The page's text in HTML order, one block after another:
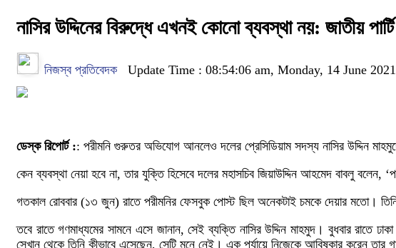
নাসির উদ্দিনের বিরুদ্ধে এখনই কোনো ব্যবস্থা নয়: জাতীয় পার্টি
নিজস্ব প্রতিবেদক Update Time : 08:54:06 am, Monday, 14 June 2021
ডেস্ক রিপোর্ট :: পরীমনি গুরুতর অভিযোগ আনলেও দলের প্রেসিডিয়াম সদস্য নাসির উদ্দিন
কেন ব্যবস্থা নেয়া হবে না, তার যুক্তি হিসেবে দলের মহাসচিব জিয়াউদ্দিন আহমেদ বাবলু
গতকাল রোববার (১৩ জুন) রাতে পরীমনির ফেসবুক পোস্ট ছিল অনেকটাই চমকে দেয়ার মতো।
তবে রাতে গণমাধ্যমের সামনে এসে জানান, সেই ব্যক্তি নাসির উদ্দিন মাহমুদ। বুধবার রাতে
সেখান থেকে তিনি কীভাবে এসেছেন, সেটি মনে নেই। এক পর্যায়ে নিজেকে আবিষ্কার করেন তার